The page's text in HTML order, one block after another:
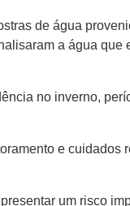
de água
a água que
no inverno,
e cuidados
um risco